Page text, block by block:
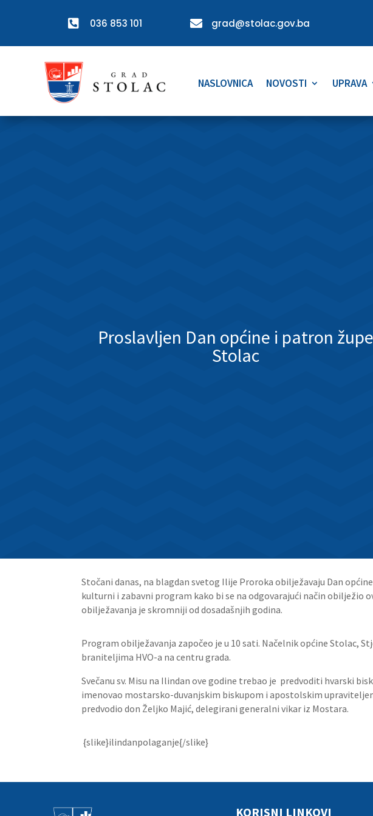
 036 853 101  grad@stolac.gov.ba
NASLOVNICA NOVOSTI UPRAVA
Proslavljen Dan općine i patron župe
Stolac
Stočani danas, na blagdan svetog Ilije Proroka obilježavaju Dan
kulturni i zabavni program kako bi se na odgovarajući način obilježio
obilježavanja je skromniji od dosadašnjih godina.
Program obilježavanja započeo je u 10 sati. Načelnik općine Stolac,
braniteljima HVO-a na centru grada.
Svečanu sv. Misu na Ilindan ove godine trebao je predvoditi hvarski
imenovao mostarsko-duvanjskim biskupom i apostolskim
predvodio don Željko Majić, delegirani generalni vikar iz Mostara.
{slike}ilindanpolaganje{/slike}
KORISNI LINKOVI